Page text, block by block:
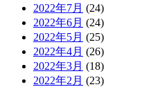
2022年7月 (24)
2022年6月 (24)
2022年5月 (25)
2022年4月 (26)
2022年3月 (18)
2022年2月 (23)